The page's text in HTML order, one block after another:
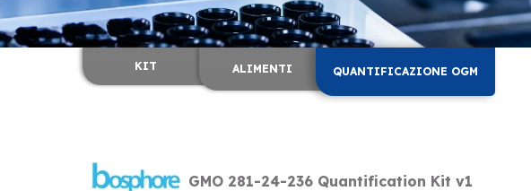
KIT ALIMENTI QUANTIFICAZIONE OGM
GMO 281-24-236 Quantification Kit v1